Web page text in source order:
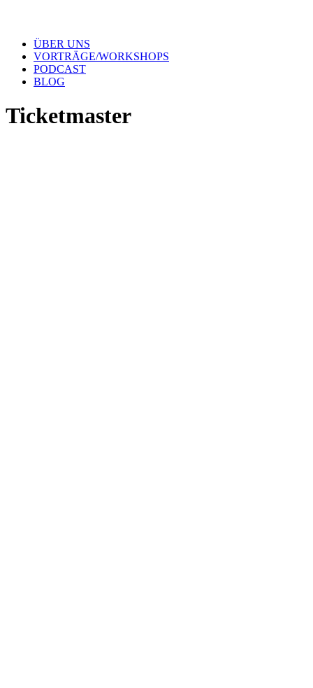
ÜBER UNS
VORTRÄGE/WORKSHOPS
PODCAST
BLOG
Ticketmaster